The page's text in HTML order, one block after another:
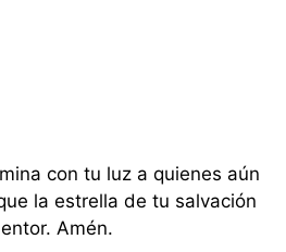
con tu luz a quienes aún
la estrella de tu salvación
Amén.